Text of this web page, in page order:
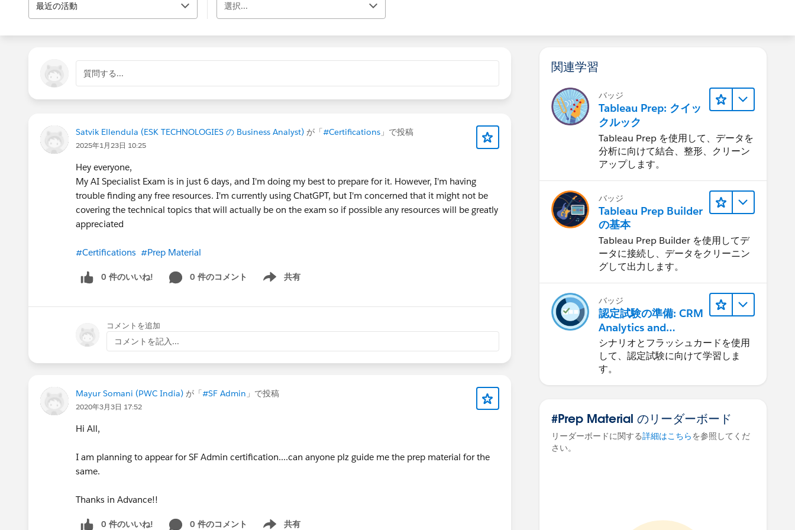
最近の活動 選択...
質問する...
Satvik Ellendula (ESK TECHNOLOGIES の Business Analyst) が「#Certifications 」で投稿
2025年1月23日 10:25
Hey everyone,
My AI Specialist Exam is in just 6 days, and I'm doing my best to prepare for it. However, I'm having
trouble finding any free resources. I'm currently using ChatGPT, but I'm concerned that it might not be
covering the technical topics that will actually be on the exam so if possible any resources will be greatly
appreciated
#Certifications #Prep Material
0 件のいいね! 0 件のコメント 共有
Show menu
コメントを追加
コメントを記入...
Mayur Somani (PWC India) が「#SF Admin 」で投稿
2020年3月3日 17:52
Hi All,
I am planning to appear for SF Admin certification....can anyone plz guide me the prep material for the
same.
Thanks in Advance!!
0 件のいいね! 0 件のコメント 共有
関連学習
バッジ
Tableau Prep: クイッ
クルック
Tableau Prep を使用して、データを
分析に向けて結合、整形、クリーン
アップします。
バッジ
Tableau Prep Builder
の基本
Tableau Prep Builder を使用してデ
ータに接続し、データをクリーニン
グして出力します。
バッジ
認定試験の準備: CRM
Analytics and
Einstein Discovery コ
ンサルタント: データ
レイヤー、管理
シナリオとフラッシュカードを使用
して、認定試験に向けて学習しま
す。
#Prep Material のリーダーボード
リーダーボードに関する詳細はこちらを参照してくだ
さい。